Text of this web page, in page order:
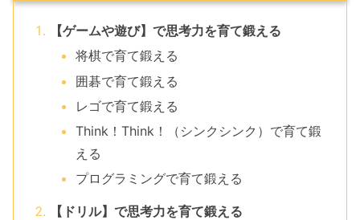
【ゲームや遊び】で思考力を育て鍛える
将棋で育て鍛える
囲碁で育て鍛える
レゴで育て鍛える
Think！Think！（シンクシンク）で育て鍛
える
プログラミングで育て鍛える
【ドリル】で思考力を育て鍛える